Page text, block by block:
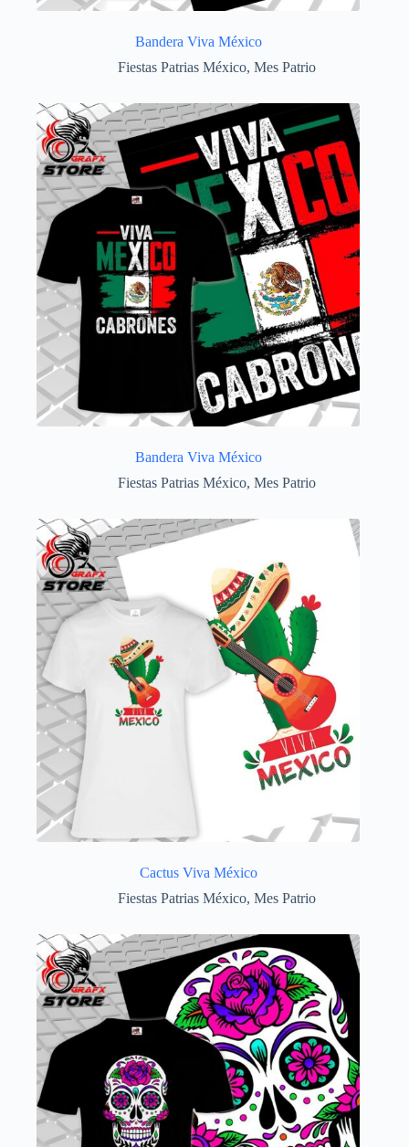
Bandera Viva México
Fiestas Patrias México, Mes Patrio
Bandera Viva México
Fiestas Patrias México, Mes Patrio
Cactus Viva México
Fiestas Patrias México, Mes Patrio